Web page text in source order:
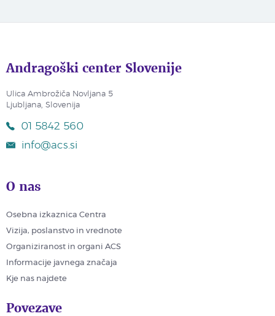
Andragoški center Slovenije
Ulica Ambrožiča Novljana 5
Ljubljana, Slovenija
01 5842 560
info@acs.si
O nas
Osebna izkaznica Centra
Vizija, poslanstvo in vrednote
Organiziranost in organi ACS
Informacije javnega značaja
Kje nas najdete
Povezave